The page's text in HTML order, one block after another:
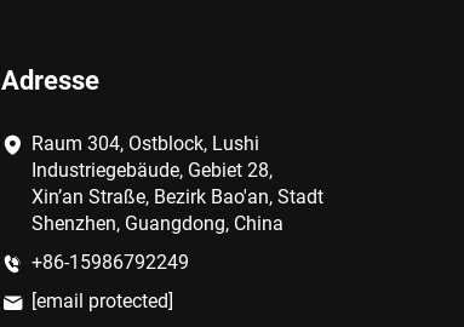
Adresse
Raum 304, Ostblock, Lushi
Industriegebäude, Gebiet 28,
Xin’an Straße, Bezirk Bao'an, Stadt
Shenzhen, Guangdong, China
+86-15986792249
[email protected]